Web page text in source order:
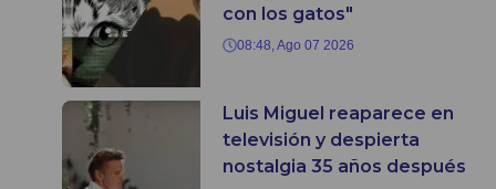
con los gatos"
08:48, Ago 07 2026
Luis Miguel reaparece en
televisión y despierta
nostalgia 35 años después